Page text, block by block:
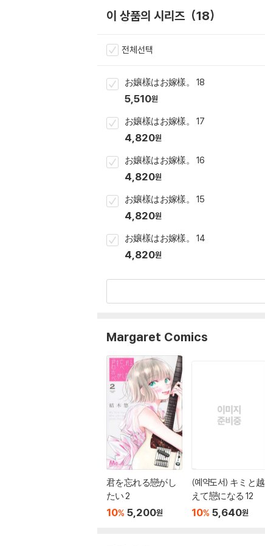
이 상품의 시리즈 18
전체선택
お孃樣はお嫁樣。 18
5,510원
お孃樣はお嫁樣。 17
4,820원
お孃樣はお嫁樣。 16
4,820원
お孃樣はお嫁樣。 15
4,820원
お孃樣はお嫁樣。 14
4,820원
Margaret Comics
君を忘れる戀がし
たい 2
10% 5,200원
(예약도서) キミと越
えて戀になる 12
10% 5,640원